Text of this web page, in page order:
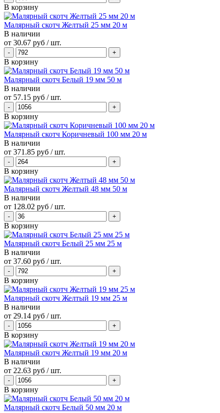
В корзину
Малярный скотч Желтый 25 мм 20 м
В наличии
от 30.67 руб / шт.
В корзину
Малярный скотч Белый 19 мм 50 м
В наличии
от 57.15 руб / шт.
В корзину
Малярный скотч Коричневый 100 мм 20 м
В наличии
от 371.85 руб / шт.
В корзину
Малярный скотч Желтый 48 мм 50 м
В наличии
от 128.02 руб / шт.
В корзину
Малярный скотч Белый 25 мм 25 м
В наличии
от 37.60 руб / шт.
В корзину
Малярный скотч Желтый 19 мм 25 м
В наличии
от 29.14 руб / шт.
В корзину
Малярный скотч Желтый 19 мм 20 м
В наличии
от 22.63 руб / шт.
В корзину
Малярный скотч Белый 50 мм 20 м